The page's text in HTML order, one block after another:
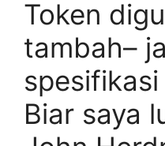
Token
tambah–
Biar saya